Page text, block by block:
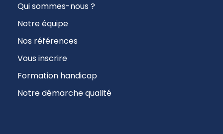
Qui sommes-nous ?
Notre équipe
Nos références
Vous inscrire
Formation handicap
Notre démarche qualité